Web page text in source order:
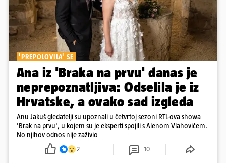
'PREPOLOVILA' SE
Ana iz 'Braka na prvu' danas je
neprepoznatljiva: Odselila je iz
Hrvatske, a ovako sad izgleda
Anu Jakuš gledatelji su upoznali u četvrtoj sezoni RTL-ova showa
'Brak na prvu', u kojem su je eksperti spojili s Alenom Vlahovićem.
No njihov odnos nije zaživio
2 10